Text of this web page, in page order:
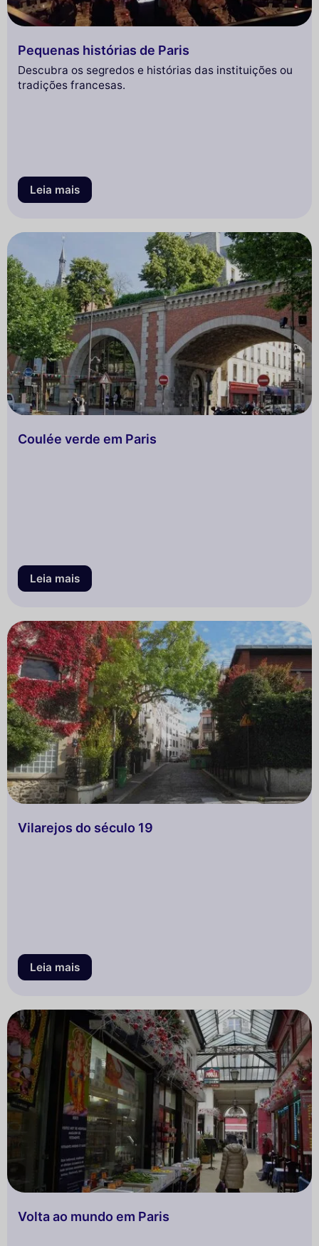
Pequenas histórias de Paris
Descubra os segredos e histórias das instituições ou
tradições francesas.
Leia mais
Coulée verde em Paris
Leia mais
Vilarejos do século 19
Leia mais
Volta ao mundo em Paris